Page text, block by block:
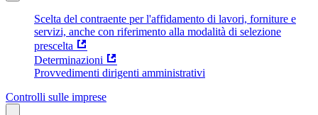
Scelta del contraente per l'affidamento di lavori, forniture e
servizi, anche con riferimento alla modalità di selezione
prescelta
Determinazioni
Provvedimenti dirigenti amministrativi
Controlli sulle imprese